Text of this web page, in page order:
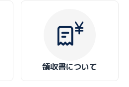
領収書について